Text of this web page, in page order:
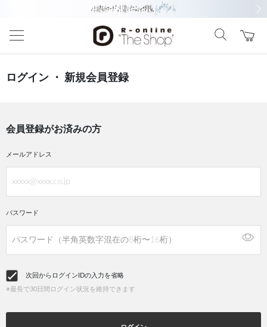
ログイン ・ 新規会員登録
会員登録がお済みの方
メールアドレス
パスワード
次回からログインIDの入力を省略
※最長で30日間ログイン状況を維持できます